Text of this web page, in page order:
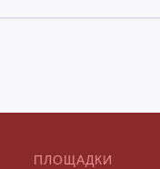
ПЛОЩАДКИ